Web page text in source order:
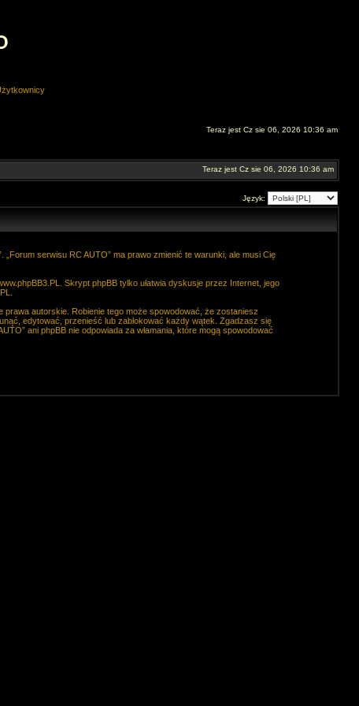
Teraz jest Cz sie 06, 2026 10:36 am
Teraz jest Cz sie 06, 2026 10:36 am
Język:
serwisu RC AUTO” ma prawo zmienić te warunki, ale musi Cię
. Skrypt phpBB tylko ułatwia dyskusje przez Internet, jego
autorskie. Robienie tego może spowodować, że zostaniesz
edytować, przenieść lub zablokować każdy wątek. Zgadzasz się
ani phpBB nie odpowiada za włamania, które mogą spowodować